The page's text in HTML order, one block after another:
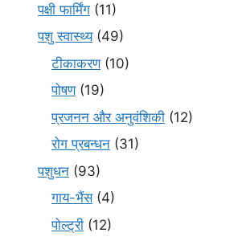
पक्षी फार्मिंग (11)
पशु स्वास्थ्य(49)
टीकाकरण(10)
पोषण(19)
प्रजनन और अनुवंशिकी (12)
रोग प्रबन्धन (31)
पशुधन (93)
गाय-भैंस(4)
पोल्ट्री (12)